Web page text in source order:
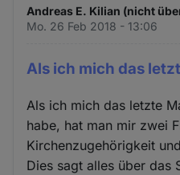
Andreas E. Kilian (nicht
Mo. 26 Feb 2018 - 13:06
Als ich mich das
Als ich mich das letzte
habe, hat man mir zwei
Kirchenzugehörigkeit
Dies sagt alles über das